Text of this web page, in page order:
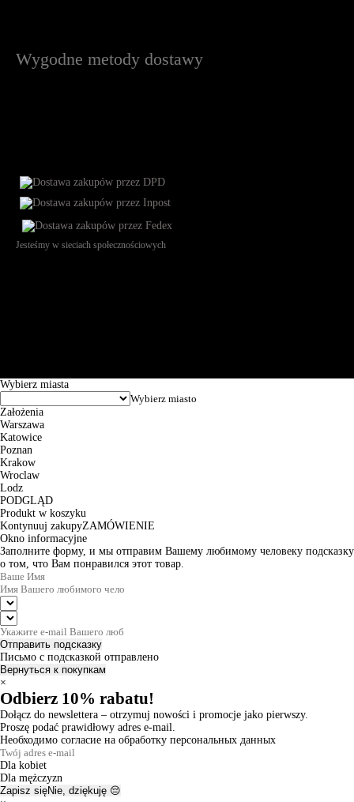
Wygodne metody dostawy
Jesteśmy w sieciach społecznościowych
Wybierz miasta
Założenia
Warszawa
Katowice
Poznan
Krakow
Wroclaw
Lodz
PODGLĄD
Produkt w koszyku
Kontynuuj zakupyZAMÓWIENIE
Okno informacyjne
Заполните форму, и мы отправим Вашему любимому человеку подсказку
о том, что Вам понравился этот товар.
Отправить подсказку
Письмо с подсказкой отправлено
Вернуться к покупкам
×
Odbierz 10% rabatu!
Dołącz do newslettera – otrzymuj nowości i promocje jako pierwszy.
Proszę podać prawidłowy adres e-mail.
Необходимо согласие на обработку персональных данных
Dla kobiet
Dla mężczyzn
Zapisz sięNie, dziękuję 😔